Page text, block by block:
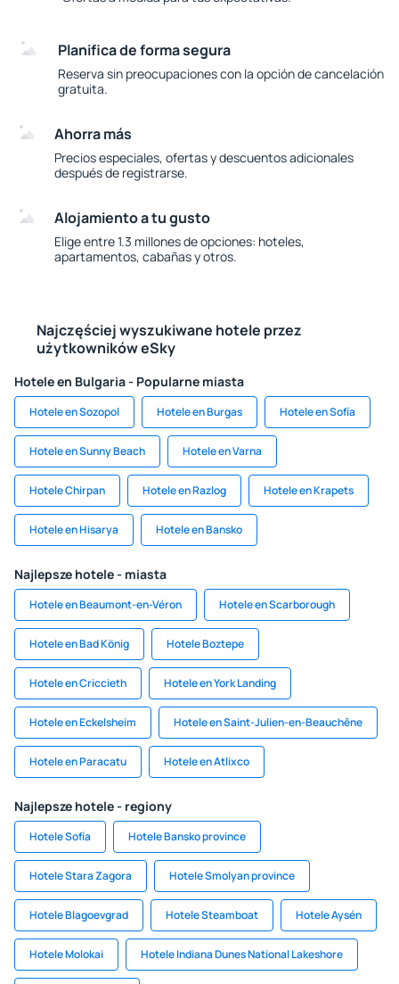
Planifica de forma segura
Reserva sin preocupaciones con la opción de cancelación
gratuita.
Ahorra más
Precios especiales, ofertas y descuentos adicionales
después de registrarse.
Alojamiento a tu gusto
Elige entre 1.3 millones de opciones: hoteles,
apartamentos, cabañas y otros.
Najczęściej wyszukiwane hotele przez
użytkowników eSky
Hotele en Bulgaria - Popularne miasta
Hotele en Sozopol Hotele en Burgas Hotele en Sofía
Hotele en Sunny Beach Hotele en Varna
Hotele Chirpan Hotele en Razlog Hotele en Krapets
Hotele en Hisarya Hotele en Bansko
Najlepsze hotele - miasta
Hotele en Beaumont-en-Véron Hotele en Scarborough
Hotele en Bad König Hotele Boztepe
Hotele en Criccieth Hotele en York Landing
Hotele en Eckelsheim Hotele en Saint-Julien-en-Beauchêne
Hotele en Paracatu Hotele en Atlixco
Najlepsze hotele - regiony
Hotele Sofía Hotele Bansko province
Hotele Stara Zagora Hotele Smolyan province
Hotele Blagoevgrad Hotele Steamboat Hotele Aysén
Hotele Molokai Hotele Indiana Dunes National Lakeshore